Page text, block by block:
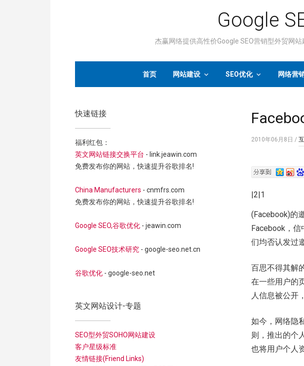
Google
杰赢网络提供高性价Google SEO营销型外贸网
首页 网站建设 SEO优化 网络营
2010年06月8日 /
|2|1
(Facebook)的
Facebook，
们均否认发过
百思不得其解
在一些用户的
人信息被公开
如今，网络隐
则，推出的个
也将用户个人
快速链接
福利红包：
英文网站链接交换平台 - link.jeawin.com
免费发布你的网站，快速提升谷歌排名!
China Manufacturers - cnmfrs.com
免费发布你的网站，快速提升谷歌排名!
Google SEO,谷歌优化 - jeawin.com
Google SEO技术研究 - google-seo.net.cn
谷歌优化 - google-seo.net
英文网站设计-专题
SEO型外贸SOHO网站建设
客户星级标准
友情链接(Friend Links)